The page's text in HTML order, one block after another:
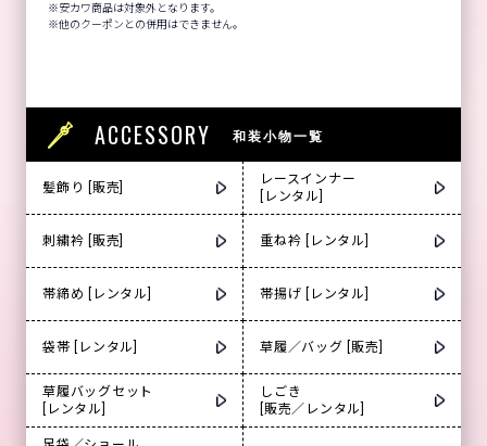
安カワ商品は対象外となります。
他のクーポンとの併用はできません。
ACCESSORY 和装小物一覧
髪飾り [販売]
レースインナー
[レンタル]
刺繍衿 [販売] 重ね衿 [レンタル]
帯締め [レンタル] 帯揚げ [レンタル]
袋帯 [レンタル] 草履／バッグ [販売]
草履バッグセット
[レンタル]
しごき
[販売／レンタル]